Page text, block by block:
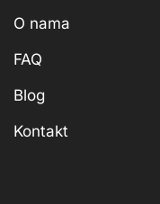
O nama
FAQ
Blog
Kontakt